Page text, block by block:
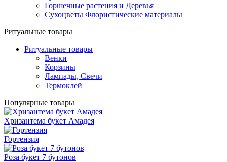
Горшечные растения и Деревья
Сухоцветы Флористические материалы
Ритуальные товары
Ритуальные товары
Венки
Корзины
Лампады, Свечи
Термоклей
Популярные товары
Хризантема букет Амадея
Гортензия
Роза букет 7 бутонов